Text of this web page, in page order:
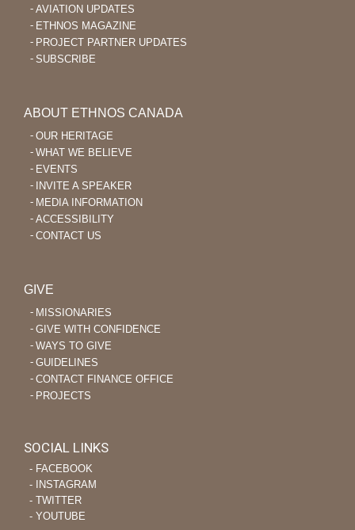
AVIATION UPDATES
ETHNOS MAGAZINE
PROJECT PARTNER UPDATES
SUBSCRIBE
ABOUT ETHNOS CANADA
OUR HERITAGE
WHAT WE BELIEVE
EVENTS
INVITE A SPEAKER
MEDIA INFORMATION
ACCESSIBILITY
CONTACT US
GIVE
MISSIONARIES
GIVE WITH CONFIDENCE
WAYS TO GIVE
GUIDELINES
CONTACT FINANCE OFFICE
PROJECTS
SOCIAL LINKS
‐ FACEBOOK
‐ INSTAGRAM
‐ TWITTER
‐ YOUTUBE